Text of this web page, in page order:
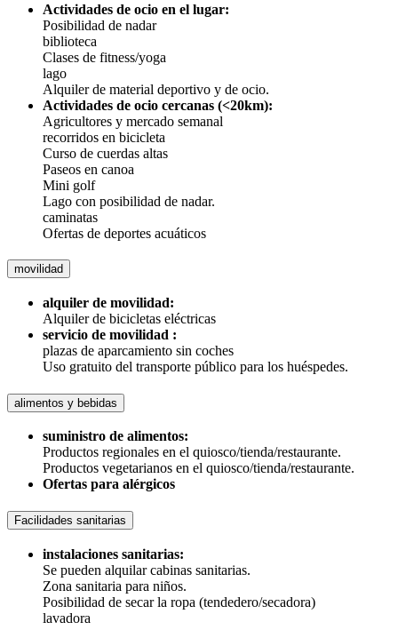
Actividades de ocio en el lugar:
Posibilidad de nadar
biblioteca
Clases de fitness/yoga
lago
Alquiler de material deportivo y de ocio.
Actividades de ocio cercanas (<20km):
Agricultores y mercado semanal
recorridos en bicicleta
Curso de cuerdas altas
Paseos en canoa
Mini golf
Lago con posibilidad de nadar.
caminatas
Ofertas de deportes acuáticos
movilidad
alquiler de movilidad:
Alquiler de bicicletas eléctricas
servicio de movilidad :
plazas de aparcamiento sin coches
Uso gratuito del transporte público para los huéspedes.
alimentos y bebidas
suministro de alimentos:
Productos regionales en el quiosco/tienda/restaurante.
Productos vegetarianos en el quiosco/tienda/restaurante.
Ofertas para alérgicos
Facilidades sanitarias
instalaciones sanitarias:
Se pueden alquilar cabinas sanitarias.
Zona sanitaria para niños.
Posibilidad de secar la ropa (tendedero/secadora)
lavadora